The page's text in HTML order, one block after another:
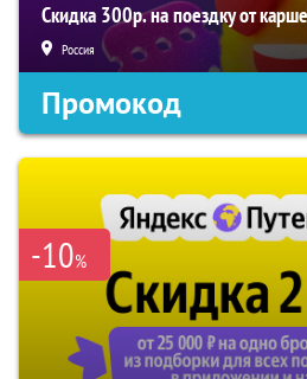
Скидка 300р. на поездку от
Россия
Промокод
-10%